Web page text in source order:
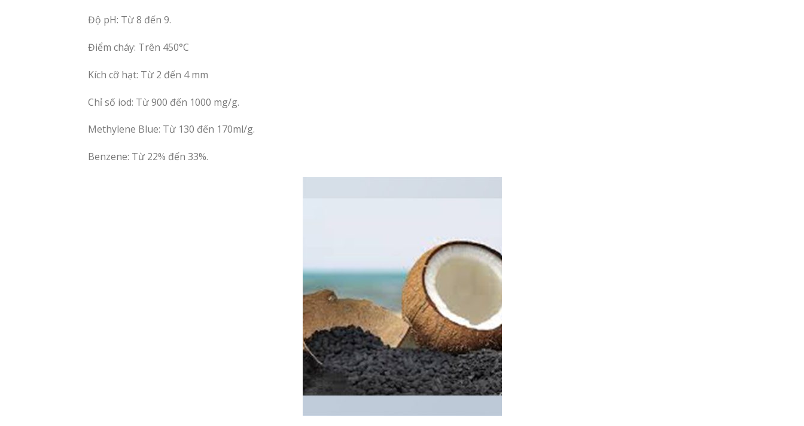
Độ pH: Từ 8 đến 9.
Điểm cháy: Trên 450°C
Kích cỡ hạt: Từ 2 đến 4 mm
Chỉ số iod: Từ 900 đến 1000 mg/g.
Methylene Blue: Từ 130 đến 170ml/g.
Benzene: Từ 22% đến 33%.